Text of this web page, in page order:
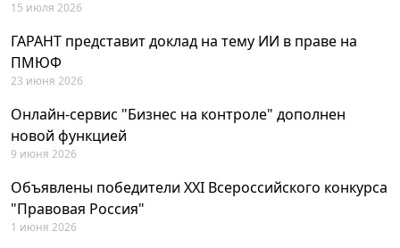
15 июля 2026
ГАРАНТ представит доклад на тему ИИ в праве на
ПМЮФ
23 июня 2026
Онлайн-сервис "Бизнес на контроле" дополнен
новой функцией
9 июня 2026
Объявлены победители XXI Всероссийского конкурса
"Правовая Россия"
1 июня 2026